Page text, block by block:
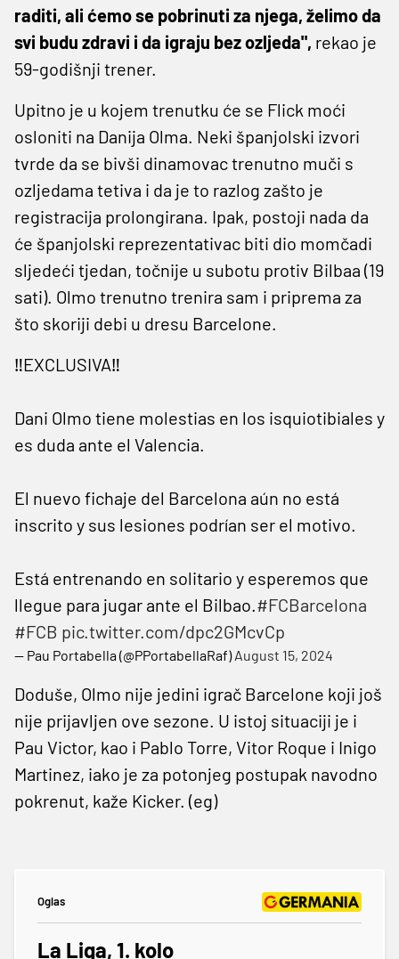
raditi, ali ćemo se pobrinuti za njega, želimo da
svi budu zdravi i da igraju bez ozljeda", rekao je
59-godišnji trener.
Upitno je u kojem trenutku će se Flick moći
osloniti na Danija Olma. Neki španjolski izvori
tvrde da se bivši dinamovac trenutno muči s
ozljedama tetiva i da je to razlog zašto je
registracija prolongirana. Ipak, postoji nada da
će španjolski reprezentativac biti dio momčadi
sljedeći tjedan, točnije u subotu protiv Bilbaa (19
sati). Olmo trenutno trenira sam i priprema za
što skoriji debi u dresu Barcelone.
‼️EXCLUSIVA‼️
Dani Olmo tiene molestias en los isquiotibiales y
es duda ante el Valencia.
El nuevo fichaje del Barcelona aún no está
inscrito y sus lesiones podrían ser el motivo.
Está entrenando en solitario y esperemos que
llegue para jugar ante el Bilbao.#FCBarcelona
#FCB pic.twitter.com/dpc2GMcvCp
— Pau Portabella (@PPortabellaRaf)August 15, 2024
Doduše, Olmo nije jedini igrač Barcelone koji još
nije prijavljen ove sezone. U istoj situaciji je i
Pau Victor, kao i Pablo Torre, Vitor Roque i Inigo
Martinez, iako je za potonjeg postupak navodno
pokrenut, kaže Kicker. (eg)
Oglas
La Liga, 1. kolo